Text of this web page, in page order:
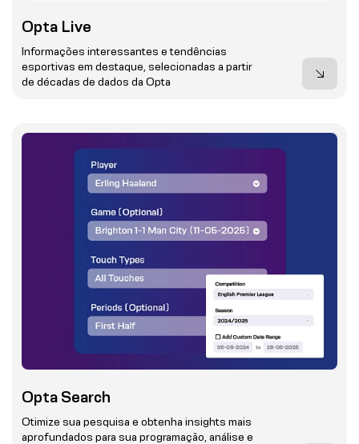
Opta Live
Informações interessantes e tendências
esportivas em destaque, selecionadas a partir
de décadas de dados da Opta
Opta Search
Otimize sua pesquisa e obtenha insights mais
aprofundados para sua programação, análise e